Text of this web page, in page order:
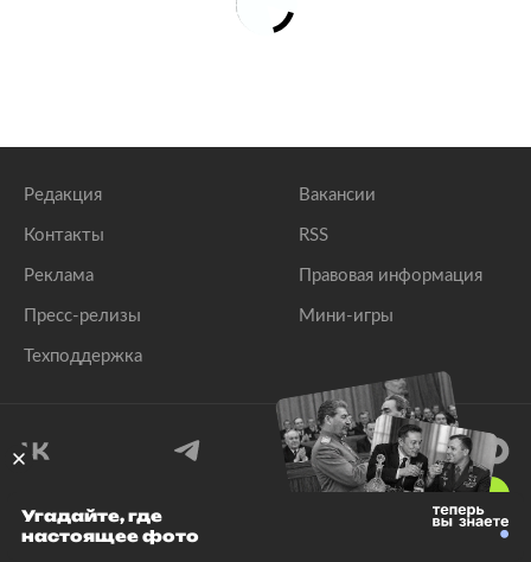
Редакция
Контакты
Реклама
Пресс-релизы
Техподдержка
Вакансии
RSS
Правовая информация
Мини-игры
© 1999–2026 Все права защищены.
Угадайте, где
настоящее фото